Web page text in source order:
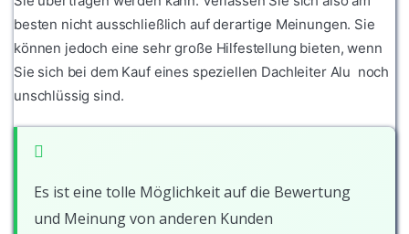
besten nicht ausschließlich auf derartige Meinungen. Sie
können jedoch eine sehr große Hilfestellung bieten, wenn
Sie sich bei dem Kauf eines speziellen Dachleiter Alu noch
unschlüssig sind.
Es ist eine tolle Möglichkeit auf die Bewertung
und Meinung von anderen Kunden